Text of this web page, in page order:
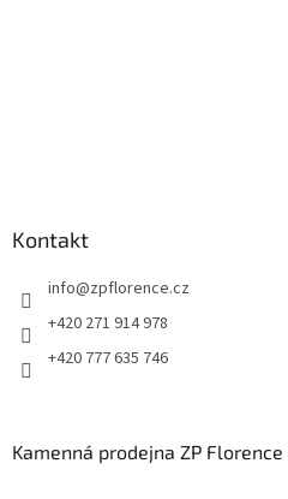
Kontakt
info@zpflorence.cz
+420 271 914 978
+420 777 635 746
Kamenná prodejna ZP Florence